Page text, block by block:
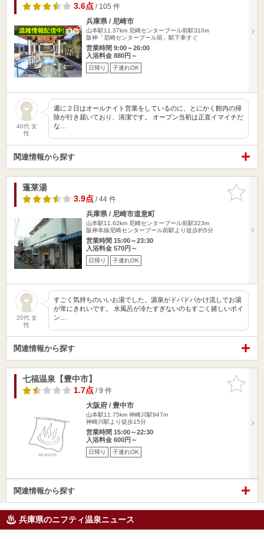
3.6点/ 105 件
兵庫県 / 尼崎市
山本駅11.37km 尼崎センタープール前駅310m
阪神「尼崎センタープール前」駅下車すぐ
営業時間 9:00～26:00
入浴料金 880円～
日帰り 子連れOK
40代 女
性
週に２日はオールナイト営業をしているのに、とにかく館内の掃
除が行き届いており、清潔です。 オープン当初は正直イマイチだ
な…
関連情報から探す
お気に入
りに追加
蓬莱湯
3.9点/ 44 件
兵庫県 / 尼崎市道意町
山本駅11.62km 尼崎センタープール前駅323m
阪神本線尼崎センタープール前駅より徒歩約5分
営業時間 15:00～23:30
入浴料金 570円～
日帰り 子連れOK
20代 女
性
すごく気持ちのいいお湯でした。源泉がドバドバかけ流しでお湯
が常にきれいです。 水風呂が冷たすぎないのもすごく嬉しいポイ
ン…
関連情報から探す
お気に入
りに追加
七福温泉【豊中市】
1.7点/ 9 件
大阪府 / 豊中市
山本駅11.75km 神崎川駅947m
神崎川駅より徒歩15分
営業時間 15:00～22:30
入浴料金 600円～
日帰り 子連れOK
関連情報から探す
兵庫県のニフティ温泉ニュース